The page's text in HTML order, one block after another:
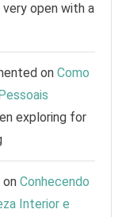
very open with a
onComo
exploring for
onConhecendo
Interior e